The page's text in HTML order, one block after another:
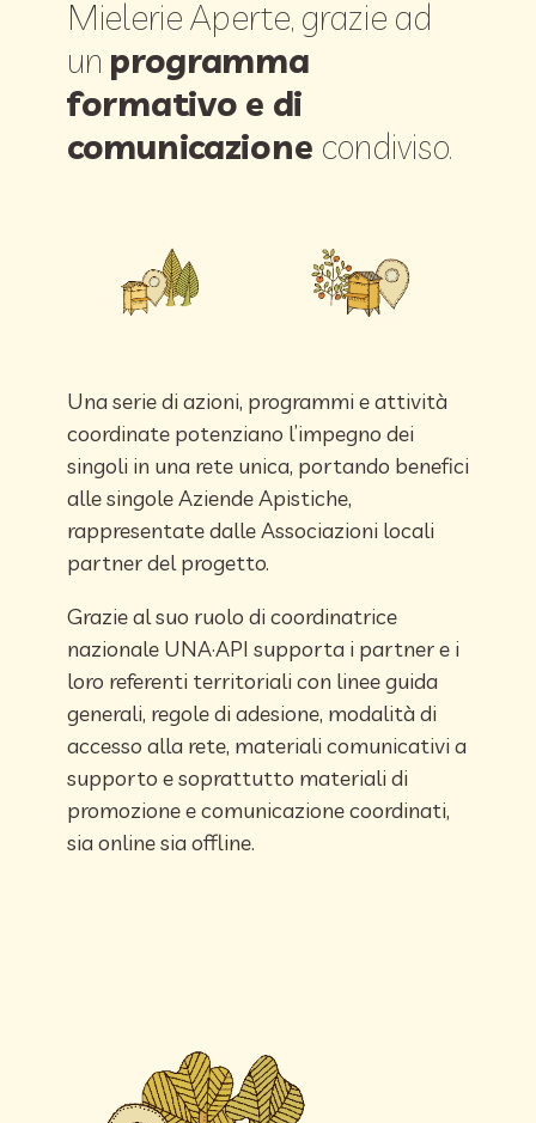
Mielerie Aperte, grazie ad
un programma
formativo e di
comunicazione condiviso.
Una serie di azioni, programmi e attività
coordinate potenziano l’impegno dei
singoli in una rete unica, portando benefici
alle singole Aziende Apistiche,
rappresentate dalle Associazioni locali
partner del progetto.
Grazie al suo ruolo di coordinatrice
nazionale UNA·API supporta i partner e i
loro referenti territoriali con linee guida
generali, regole di adesione, modalità di
accesso alla rete, materiali comunicativi a
supporto e soprattutto materiali di
promozione e comunicazione coordinati,
sia online sia offline.